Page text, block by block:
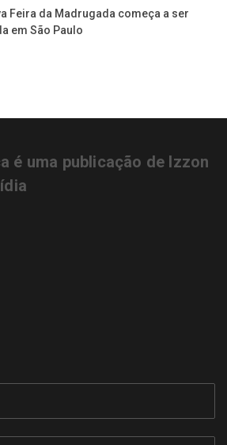
Feira da Madrugada começa a ser
em São Paulo
é uma publicação de Izzon